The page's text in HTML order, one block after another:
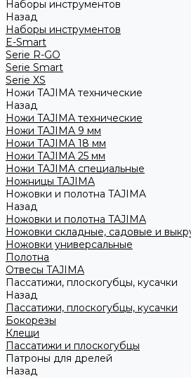
Наборы инструментов
Назад
Наборы инструментов
E-Smart
Serie R-GO
Serie Smart
Serie XS
Ножи TAJIMA технические
Назад
Ножи TAJIMA технические
Ножи TAJIMA 9 мм
Ножи TAJIMA 18 мм
Ножи TAJIMA 25 мм
Ножи TAJIMA специальные
Ножницы TAJIMA
Ножовки и полотна TAJIMA
Назад
Ножовки и полотна TAJIMA
Ножовки складные, садовые и
Ножовки универсальные
Полотна
Отвесы TAJIMA
Пассатижи, плоскогубцы, кусачки
Назад
Пассатижи, плоскогубцы, кусачки
Бокорезы
Клещи
Пассатижи и плоскогубцы
Патроны для дрелей
Назад